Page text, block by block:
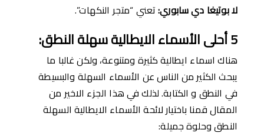
لا بوتيغا دي سابوري:تعني “متجر النكهات”.
5أحلى اﻷسماءالايطالية سهلة النطق:
هناك اسماء ايطالية كثيرة ومتنوعة، ولكن غالبا ما
يبحث الكثير من الناس عن الأسماء السهلة والبسيطة
في النطق و الكتابة. لذلك في هذا الجزء الاخير من
المقال قمنا باختيار لائحة الأسماء الايطالية السهلة
النطق وحلوة جميلة: